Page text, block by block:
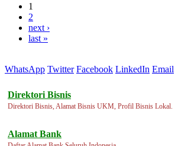
1
2
next ›
last »
WhatsApp Twitter Facebook LinkedIn Email
Direktori Bisnis
Direktori Bisnis, Alamat Bisnis UKM, Profil Bisnis Lokal.
Alamat Bank